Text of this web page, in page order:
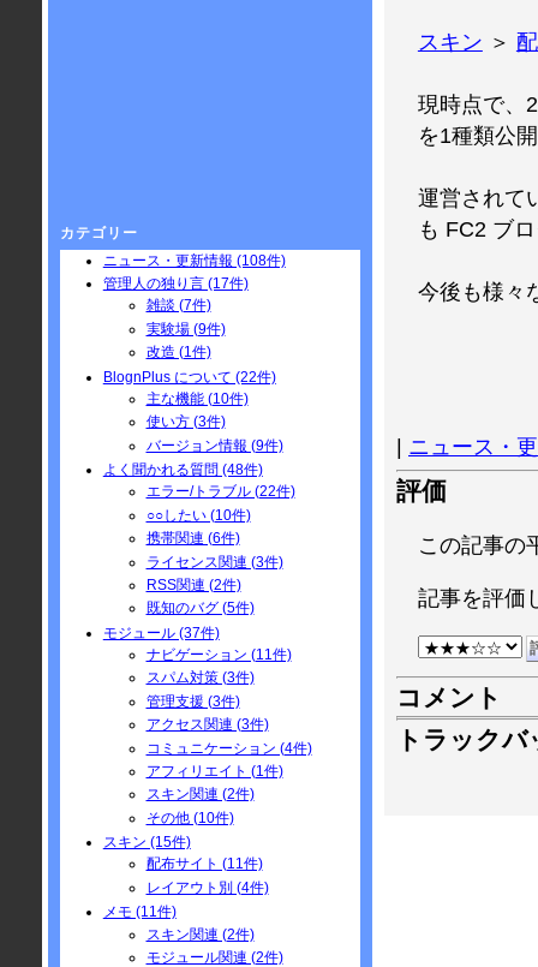
スキン ＞
現時点で、
を1種類公
運営されて
も FC2 ブ
今後も様々
| ニュース・
評価
この記事の
記事を評価
コメント
トラックバ
カテゴリー
ニュース・更新情報 (108件)
管理人の独り言 (17件)
雑談 (7件)
実験場 (9件)
改造 (1件)
BlognPlus について (22件)
主な機能 (10件)
使い方 (3件)
バージョン情報 (9件)
よく聞かれる質問 (48件)
エラー/トラブル (22件)
○○したい (10件)
携帯関連 (6件)
ライセンス関連 (3件)
RSS関連 (2件)
既知のバグ (5件)
モジュール (37件)
ナビゲーション (11件)
スパム対策 (3件)
管理支援 (3件)
アクセス関連 (3件)
コミュニケーション (4件)
アフィリエイト (1件)
スキン関連 (2件)
その他 (10件)
スキン (15件)
配布サイト (11件)
レイアウト別 (4件)
メモ (11件)
スキン関連 (2件)
モジュール関連 (2件)